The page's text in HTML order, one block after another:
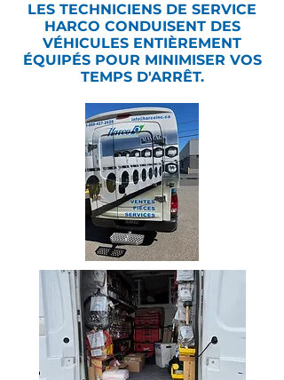
LES TECHNICIENS DE SERVICE
HARCO CONDUISENT DES
VÉHICULES ENTIÈREMENT
ÉQUIPÉS POUR MINIMISER VOS
TEMPS D'ARRÊT.